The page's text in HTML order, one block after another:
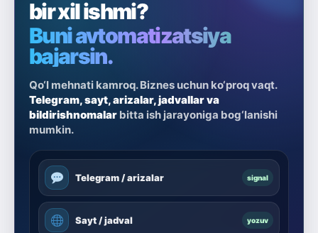
bir xil ishmi?
Buni avtomatizatsiya
bajarsin.
Qo‘l mehnati kamroq. Biznes uchun ko‘proq vaqt.
Telegram, sayt, arizalar, jadvallar va
bildirishnomalar bitta ish jarayoniga bog‘lanishi
mumkin.
Telegram / arizalar signal
Sayt / jadval yozuv